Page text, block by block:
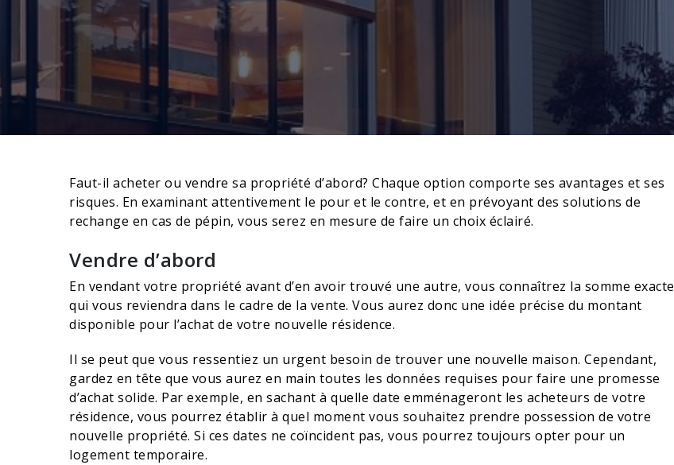
Faut-il acheter ou vendre sa propriété d’abord? Chaque option comporte ses avantages et ses
risques. En examinant attentivement le pour et le contre, et en prévoyant des solutions de
rechange en cas de pépin, vous serez en mesure de faire un choix éclairé.
Vendre d’abord
En vendant votre propriété avant d’en avoir trouvé une autre, vous connaîtrez la somme exacte
qui vous reviendra dans le cadre de la vente. Vous aurez donc une idée précise du montant
disponible pour l’achat de votre nouvelle résidence.
Il se peut que vous ressentiez un urgent besoin de trouver une nouvelle maison. Cependant,
gardez en tête que vous aurez en main toutes les données requises pour faire une promesse
d’achat solide. Par exemple, en sachant à quelle date emménageront les acheteurs de votre
résidence, vous pourrez établir à quel moment vous souhaitez prendre possession de votre
nouvelle propriété. Si ces dates ne coïncident pas, vous pourrez toujours opter pour un
logement temporaire.